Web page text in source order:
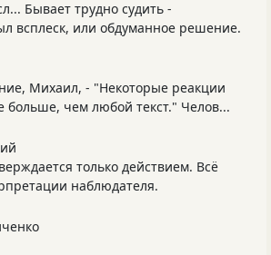
Бывает трудно судить -
всплеск, или обдуманное решение.
Михаил, - "Некоторые реакции
больше, чем любой текст." Челов...
только действием. Всё
наблюдателя.